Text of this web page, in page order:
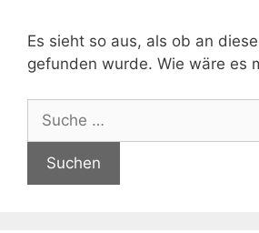
Es sieht so aus, als ob an
gefunden wurde. Wie wäre es
nach: